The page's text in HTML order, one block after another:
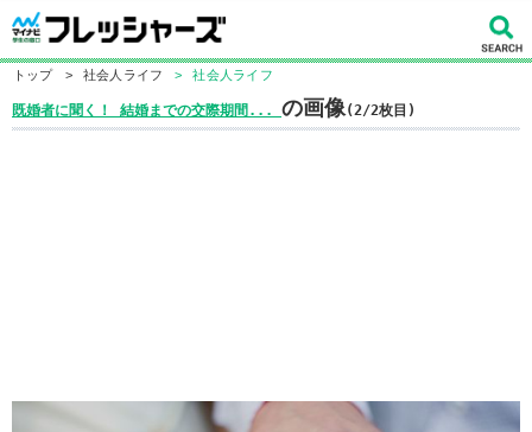
トップ > 社会人ライフ > 社会人ライフ
既婚者に聞く！ 結婚までの交際期間... の画像(2/2枚目)